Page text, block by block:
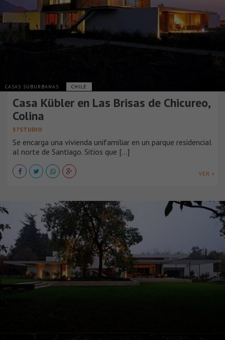
CASAS SUBURBANAS CHILE
Casa Kübler en Las Brisas de Chicureo,
Colina
57STUDIO
Se encarga una vivienda unifamiliar en un parque residencial
al norte de Santiago. Sitios que [...]
VER +